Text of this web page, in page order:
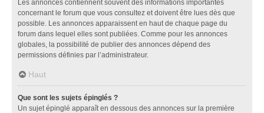
Les annonces contiennent souvent des informations importantes
concernant le forum que vous consultez et doivent être lues dès que
possible. Les annonces apparaissent en haut de chaque page du
forum dans lequel elles sont publiées. Comme pour les annonces
globales, la possibilité de publier des annonces dépend des
permissions définies par l’administrateur.
Haut
Que sont les sujets épinglés ?
Un sujet épinglé apparaît en dessous des annonces sur la première